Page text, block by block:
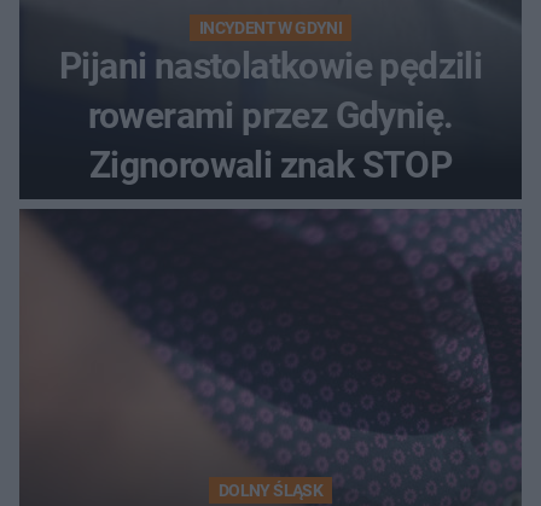
INCYDENT W GDYNI
Pijani nastolatkowie pędzili
rowerami przez Gdynię.
Zignorowali znak STOP
DOLNY ŚLĄSK